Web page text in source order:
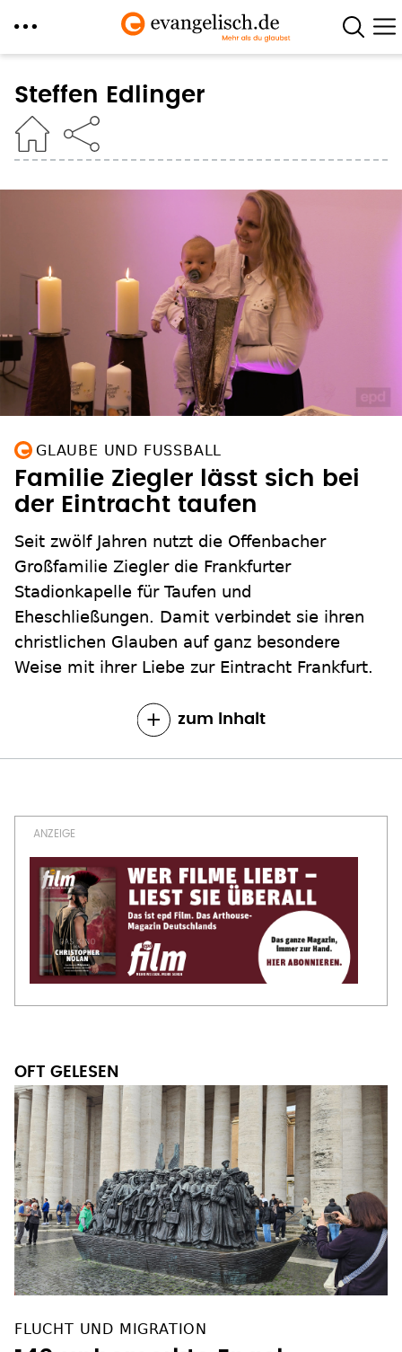
zum
Inhalt
Steffen Edlinger
GLAUBE UND FUSSBALL
Familie Ziegler lässt sich bei
der Eintracht taufen
Seit zwölf Jahren nutzt die Offenbacher
Großfamilie Ziegler die Frankfurter
Stadionkapelle für Taufen und
Eheschließungen. Damit verbindet sie ihren
christlichen Glauben auf ganz besondere
Weise mit ihrer Liebe zur Eintracht Frankfurt.
zum Inhalt
OFT GELESEN
FLUCHT UND MIGRATION